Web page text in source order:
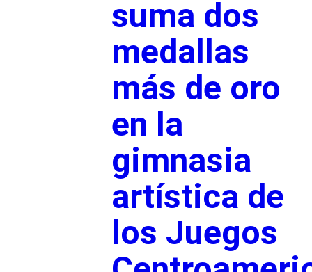
suma dos
medallas
más de oro
en la
gimnasia
artística de
los Juegos